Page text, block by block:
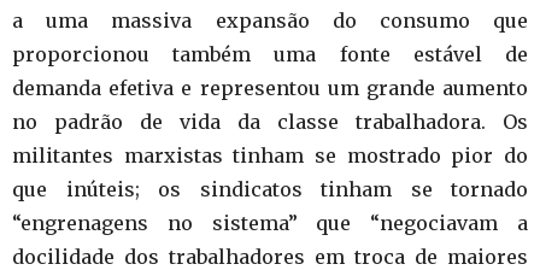
a uma massiva expansão do consumo que
proporcionou também uma fonte estável de
demanda efetiva e representou um grande aumento
no padrão de vida da classe trabalhadora. Os
militantes marxistas tinham se mostrado pior do
que inúteis; os sindicatos tinham se tornado
“engrenagens no sistema” que “negociavam a
docilidade dos trabalhadores em troca de maiores